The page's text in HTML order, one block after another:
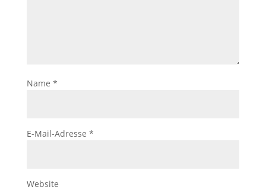
Name *
E-Mail-Adresse *
Website